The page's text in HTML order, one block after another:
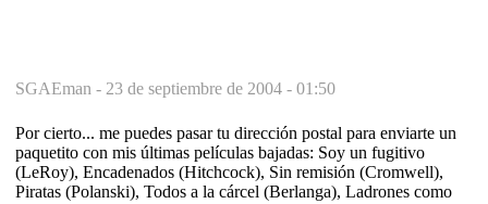
SGAEman - 23 de septiembre de 2004 - 01:50
Por cierto... me puedes pasar tu dirección postal para enviarte un
paquetito con mis últimas películas bajadas: Soy un fugitivo
(LeRoy), Encadenados (Hitchcock), Sin remisión (Cromwell),
Piratas (Polanski), Todos a la cárcel (Berlanga), Ladrones como